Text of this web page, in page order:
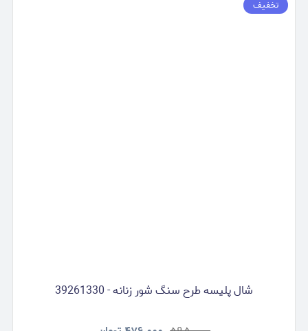
تخفیف
شال پلیسه طرح سنگ شور زنانه - 39261330